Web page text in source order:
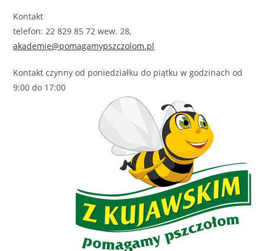
Kontakt
telefon: 22 829 85 72 wew. 28,
akademie@pomagamypszczolom.pl
Kontakt czynny od poniedziałku do piątku w godzinach od
9:00 do 17:00